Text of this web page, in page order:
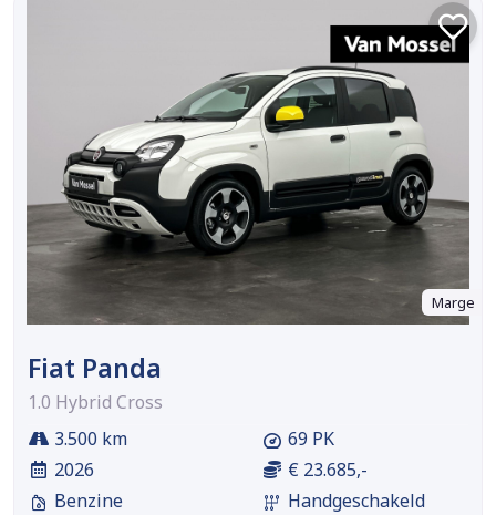
Marge
Fiat Panda
1.0 Hybrid Cross
3.500 km
2026
Benzine
69 PK
€ 23.685,-
Handgeschakeld